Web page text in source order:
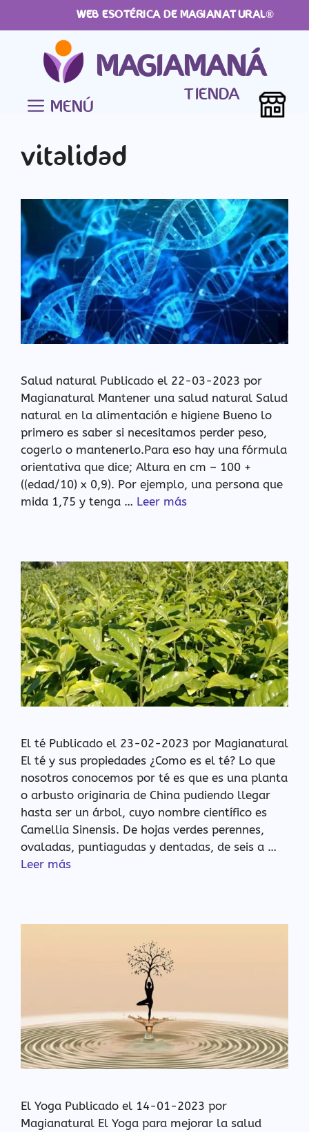
WEB ESOTÉRICA DE MAGIANATURAL®
MAGIAMANÁ
TIENDA
MENÚ
vitalidad
Salud natural Publicado el 22-03-2023 por
Magianatural Mantener una salud natural Salud
natural en la alimentación e higiene Bueno lo
primero es saber si necesitamos perder peso,
cogerlo o mantenerlo.Para eso hay una fórmula
orientativa que dice; Altura en cm – 100 +
((edad/10) x 0,9). Por ejemplo, una persona que
mida 1,75 y tenga … Leer más
El té Publicado el 23-02-2023 por Magianatural
El té y sus propiedades ¿Como es el té? Lo que
nosotros conocemos por té es que es una planta
o arbusto originaria de China pudiendo llegar
hasta ser un árbol, cuyo nombre científico es
Camellia Sinensis. De hojas verdes perennes,
ovaladas, puntiagudas y dentadas, de seis a …
Leer más
El Yoga Publicado el 14-01-2023 por
Magianatural El Yoga para mejorar la salud